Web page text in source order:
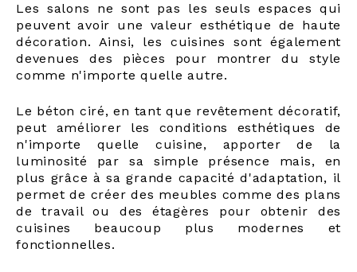
Les salons ne sont pas les seuls espaces qui
peuvent avoir une valeur esthétique de haute
décoration. Ainsi, les cuisines sont également
devenues des pièces pour montrer du style
comme n'importe quelle autre.
Le béton ciré, en tant que revêtement décoratif,
peut améliorer les conditions esthétiques de
n'importe quelle cuisine, apporter de la
luminosité par sa simple présence mais, en
plus grâce à sa grande capacité d'adaptation, il
permet de créer des meubles comme des plans
de travail ou des étagères pour obtenir des
cuisines beaucoup plus modernes et
fonctionnelles.